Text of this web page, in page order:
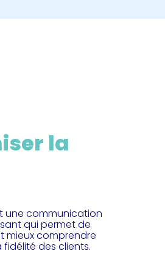
la
une communication
qui permet de
mieux comprendre
des clients.